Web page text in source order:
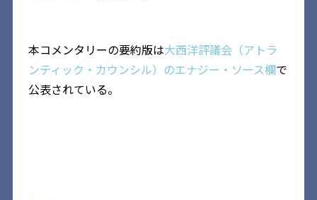
本コメンタリーの要約版は大西洋評議会（アトラ
ンティック・カウンシル）のエナジー・ソース欄で
公表されている。